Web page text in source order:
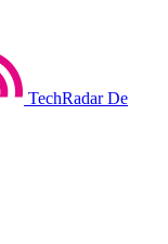
TechRadar De